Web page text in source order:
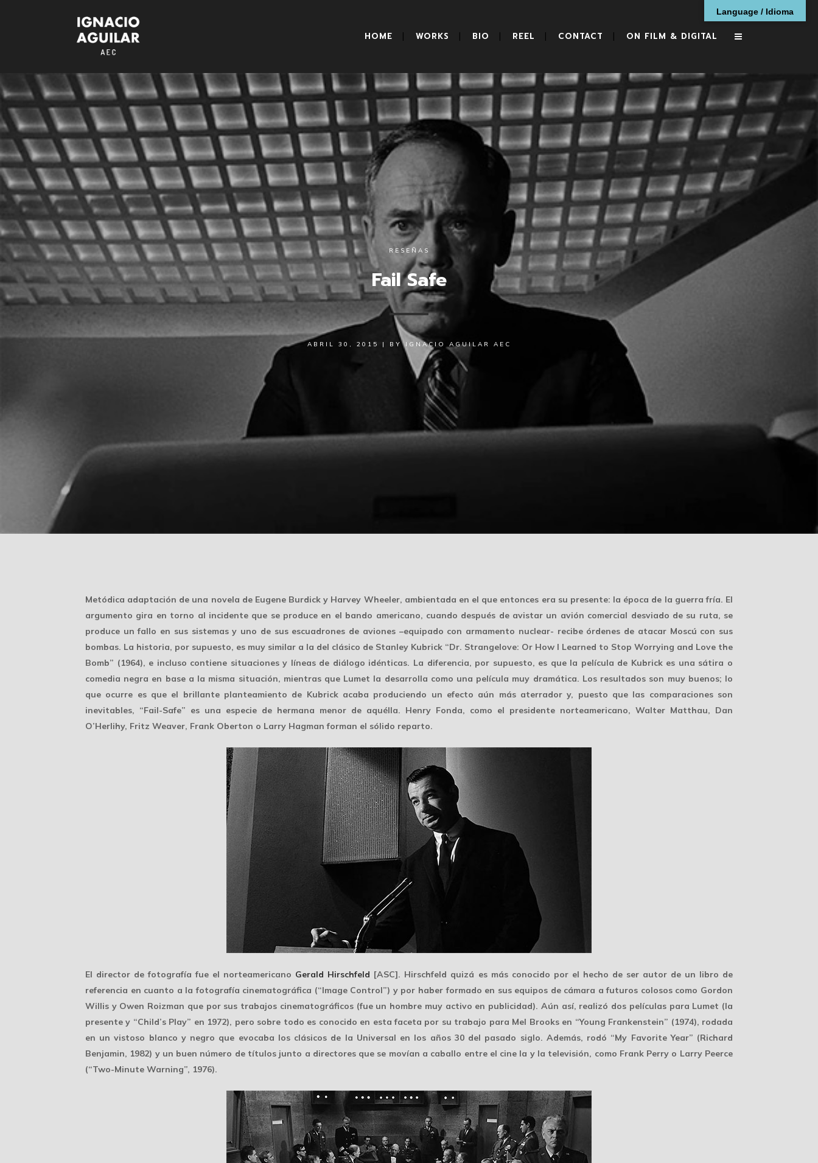
HOME WORKS BIO REEL CONTACT ON FILM & DIGITAL
RESEÑAS
Fail Safe
ABRIL 30, 2015 | BY IGNACIO AGUILAR AEC
Metódica adaptación de una novela de Eugene Burdick y Harvey Wheeler, ambientada en el que entonces era su presente: la época de la guerra fría. El
argumento gira en torno al incidente que se produce en el bando americano, cuando después de avistar un avión comercial desviado de su ruta, se
produce un fallo en sus sistemas y uno de sus escuadrones de aviones –equipado con armamento nuclear- recibe órdenes de atacar Moscú con sus
bombas. La historia, por supuesto, es muy similar a la del clásico de Stanley Kubrick “Dr. Strangelove: Or How I Learned to Stop Worrying and Love the
Bomb” (1964), e incluso contiene situaciones y líneas de diálogo idénticas. La diferencia, por supuesto, es que la película de Kubrick es una sátira o
comedia negra en base a la misma situación, mientras que Lumet la desarrolla como una película muy dramática. Los resultados son muy buenos; lo
que ocurre es que el brillante planteamiento de Kubrick acaba produciendo un efecto aún más aterrador y, puesto que las comparaciones son
inevitables, “Fail-Safe” es una especie de hermana menor de aquélla. Henry Fonda, como el presidente norteamericano, Walter Matthau, Dan
O’Herlihy, Fritz Weaver, Frank Oberton o Larry Hagman forman el sólido reparto.
El director de fotografía fue el norteamericano Gerald Hirschfeld [ASC]. Hirschfeld quizá es más conocido por el hecho de ser autor de un libro de
referencia en cuanto a la fotografía cinematográfica (“Image Control”) y por haber formado en sus equipos de cámara a futuros colosos como Gordon
Willis y Owen Roizman que por sus trabajos cinematográficos (fue un hombre muy activo en publicidad). Aún así, realizó dos películas para Lumet (la
presente y “Child’s Play” en 1972), pero sobre todo es conocido en esta faceta por su trabajo para Mel Brooks en “Young Frankenstein” (1974), rodada
en un vistoso blanco y negro que evocaba los clásicos de la Universal en los años 30 del pasado siglo. Además, rodó “My Favorite Year” (Richard
Benjamin, 1982) y un buen número de títulos junto a directores que se movían a caballo entre el cine la y la televisión, como Frank Perry o Larry Peerce
(“Two-Minute Warning”, 1976).
Language / Idioma